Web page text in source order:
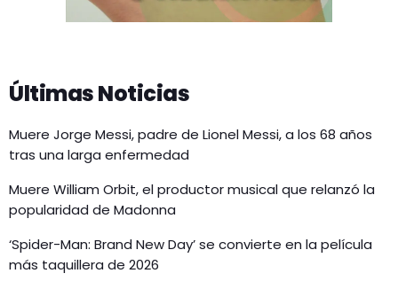
Últimas Noticias
Muere Jorge Messi, padre de Lionel Messi, a los 68 años
tras una larga enfermedad
Muere William Orbit, el productor musical que relanzó la
popularidad de Madonna
‘Spider-Man: Brand New Day’ se convierte en la película
más taquillera de 2026